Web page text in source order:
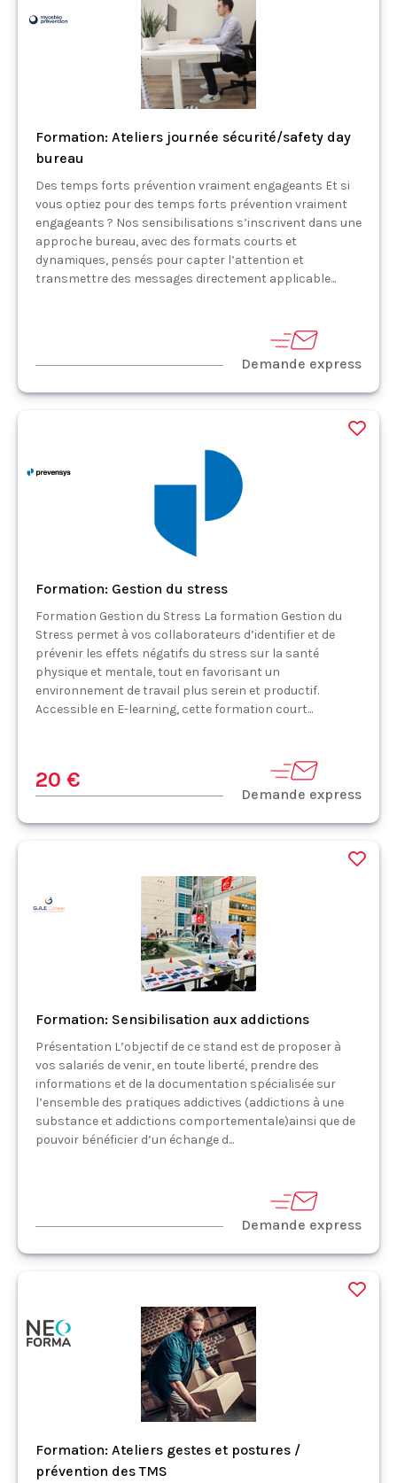
Formation: Ateliers journée sécurité/safety day
bureau
Des temps forts prévention vraiment engageants Et si
vous optiez pour des temps forts prévention vraiment
engageants ? Nos sensibilisations s’inscrivent dans une
approche bureau, avec des formats courts et
dynamiques, pensés pour capter l’attention et
transmettre des messages directement applicable...
Demande express
Formation: Gestion du stress
Formation Gestion du Stress La formation Gestion du
Stress permet à vos collaborateurs d’identifier et de
prévenir les effets négatifs du stress sur la santé
physique et mentale, tout en favorisant un
environnement de travail plus serein et productif.
Accessible en E-learning, cette formation court...
20 €
Demande express
Formation: Sensibilisation aux addictions
Présentation L’objectif de ce stand est de proposer à
vos salariés de venir, en toute liberté, prendre des
informations et de la documentation spécialisée sur
l’ensemble des pratiques addictives (addictions à une
substance et addictions comportementale)ainsi que de
pouvoir bénéficier d’un échange d...
Demande express
Formation: Ateliers gestes et postures /
prévention des TMS